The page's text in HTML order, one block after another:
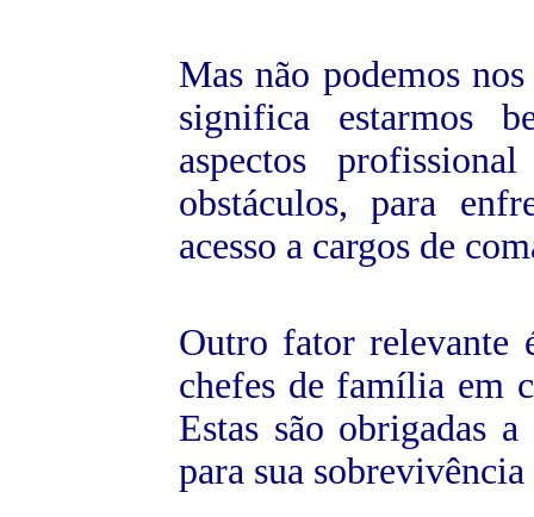
Mas não podemos
significa estarmos
aspectos
obstáculos, para
acesso a cargos de
Outro fator relevante
chefes de família em
Estas são obrigadas
para sua